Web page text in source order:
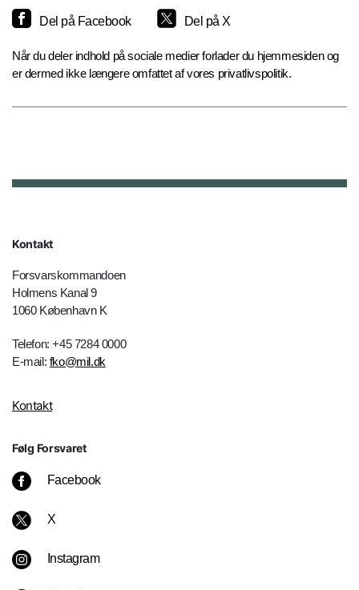
Del på Facebook Del på X
Når du deler indhold på sociale medier forlader du hjemmesiden og
er dermed ikke længere omfattet af vores privatlivspolitik.
Kontakt
Forsvarskommandoen
Holmens Kanal 9
1060 København K
Telefon: +45 7284 0000
E-mail: fko@mil.dk
Kontakt
Følg Forsvaret
Facebook
X
Instagram